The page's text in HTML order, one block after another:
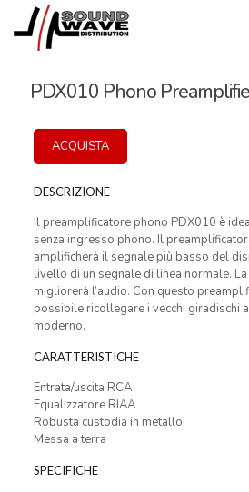
PDX010 Phono
ACQUISTA
DESCRIZIONE
Il preamplificatore phono PDX010 è
senza ingresso phono. Il
amplificherà il segnale più basso del
livello di un segnale di linea normale.
migliorerà l’audio. Con questo
possibile ricollegare i vecchi giradischi
moderno.
CARATTERISTICHE
Entrata/uscita RCA
Equalizzatore RIAA
Robusta custodia in metallo
Messa a terra
SPECIFICHE